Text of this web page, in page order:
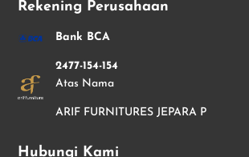
Rekening Perusahaan
Bank BCA
2477-154-154
Atas Nama
ARIF FURNITURES JEPARA P
Hubungi Kami